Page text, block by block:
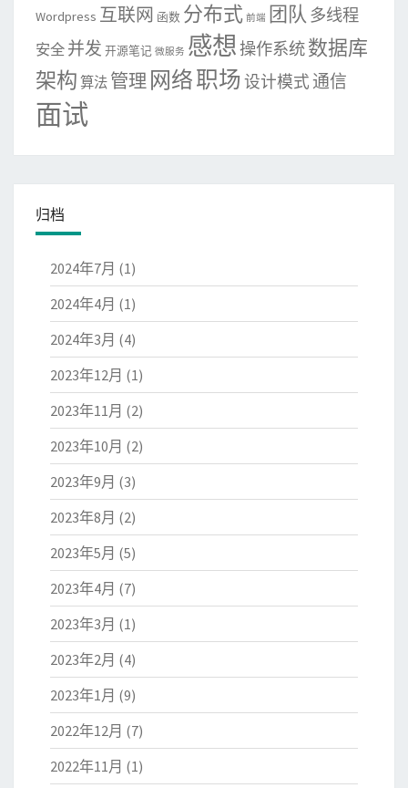
Wordpress 互联网 函数 分布式 前端 团队 多线程
安全 并发 开源笔记 微服务 感想操作系统数据库
架构 算法 管理网络职场设计模式通信
面试
归档
2024年7月 (1)
2024年4月 (1)
2024年3月 (4)
2023年12月 (1)
2023年11月 (2)
2023年10月 (2)
2023年9月 (3)
2023年8月 (2)
2023年5月 (5)
2023年4月 (7)
2023年3月 (1)
2023年2月 (4)
2023年1月 (9)
2022年12月 (7)
2022年11月 (1)